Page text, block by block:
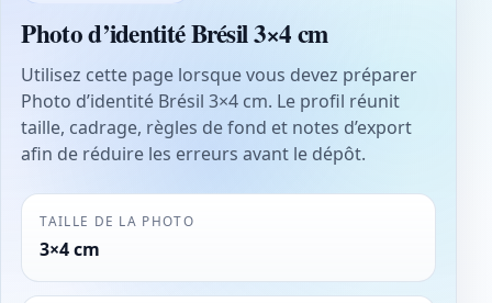
Photo d’identité Brésil 3×4 cm
Utilisez cette page lorsque vous devez préparer
Photo d’identité Brésil 3×4 cm. Le profil réunit
taille, cadrage, règles de fond et notes d’export
afin de réduire les erreurs avant le dépôt.
TAILLE DE LA PHOTO
3×4 cm